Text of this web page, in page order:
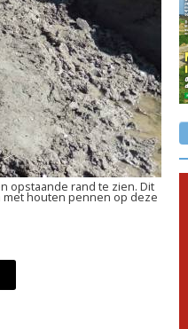
opstaande rand te zien. Dit
houten pennen op deze